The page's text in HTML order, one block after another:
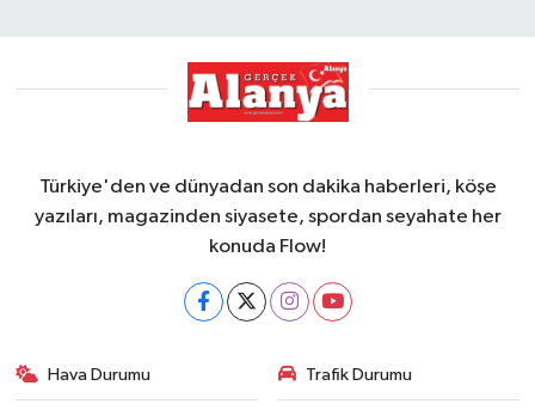
Türkiye'den ve dünyadan son dakika haberleri, köşe
yazıları, magazinden siyasete, spordan seyahate her
konuda Flow!
Hava Durumu Trafik Durumu